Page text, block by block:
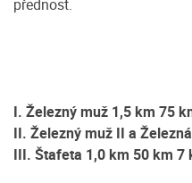
přednost.
I. Železný muž 1,5 km 75
II. Železný muž II a
III. Štafeta 1,0 km 50 km 7